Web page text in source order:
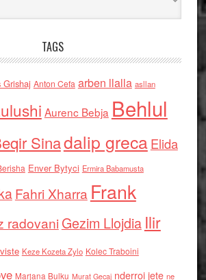
TAGS
Grishaj Anton Cefa arben llalla asllan
Aurenc Bebja Behlul
Sinadalip grecaElida
Enver Bytyci Ermira Babamusta
Fahri Xharra Frank
radovaniGezim Llojdia Ilir
Keze Kozeta Zylo Kolec Traboini
Marjana Bulku Murat Gecaj nderroi jete ne